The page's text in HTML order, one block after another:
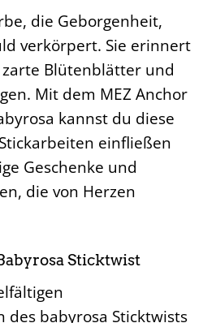
die Geborgenheit,
verkörpert. Sie erinnert
Blütenblätter und
Mit dem MEZ Anchor
kannst du diese
einfließen
Geschenke und
die von Herzen
Sticktwist
des babyrosa Sticktwists